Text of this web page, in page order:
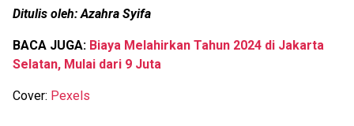
Ditulis oleh: Azahra Syifa
BACA JUGA: Biaya Melahirkan Tahun 2024 di Jakarta
Selatan, Mulai dari 9 Juta
Cover: Pexels